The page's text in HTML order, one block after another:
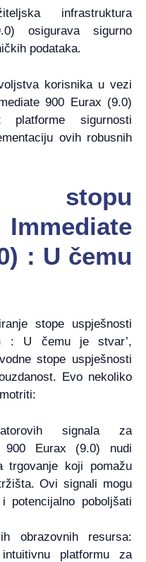
infrastruktura
osigurava sigurno
podataka.
korisnika u vezi
900 Eurax (9.0)
platforme sigurnosti
ovih robusnih
stopu
: U čemu
stope uspješnosti
: U čemu je stvar’,
stope uspješnosti
Evo nekoliko
signala za
900 Eurax (9.0) nudi
trgovanje koji pomažu
Ovi signali mogu
potencijalno poboljšati
obrazovnih resursa:
platformu za